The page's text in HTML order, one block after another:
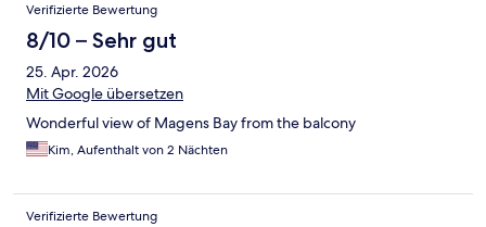
Verifizierte Bewertung
8/10 – Sehr gut
25. Apr. 2026
Mit Google übersetzen
Wonderful view of Magens Bay from the balcony
Kim, Aufenthalt von 2 Nächten
Verifizierte Bewertung